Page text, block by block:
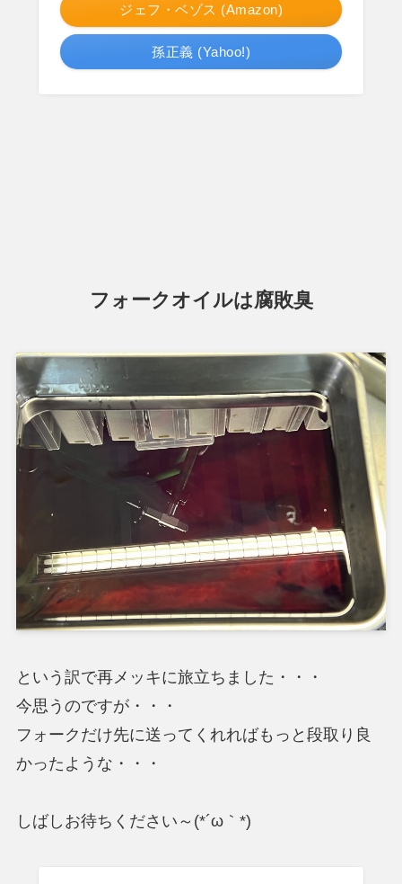
ジェフ・ベゾス (Amazon)
孫正義 (Yahoo!)
フォークオイルは腐敗臭
という訳で再メッキに旅立ちました・・・
今思うのですが・・・
フォークだけ先に送ってくれればもっと段取り良
かったような・・・
しばしお待ちください～(*´ω｀*)